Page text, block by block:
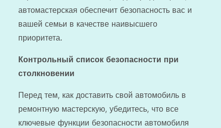
автомастерская обеспечит безопасность вас и
вашей семьи в качестве наивысшего
приоритета.
Контрольный список безопасности при
столкновении
Перед тем, как доставить свой автомобиль в
ремонтную мастерскую, убедитесь, что все
ключевые функции безопасности автомобиля